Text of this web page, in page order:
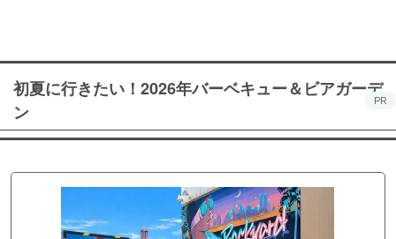
初夏に行きたい！2026年バーベキュー＆ビアガーデ
ン
PR